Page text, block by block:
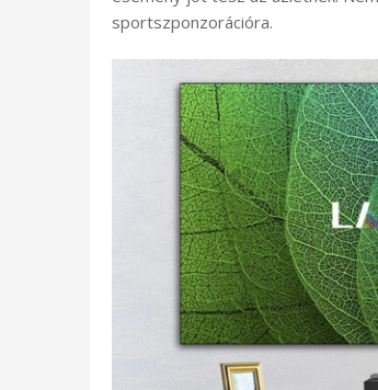
sportszponzorációra.